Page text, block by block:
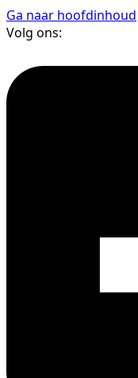
Ga naar hoofdinhoud
Volg ons: